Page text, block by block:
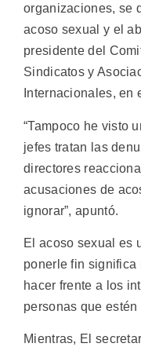
organizaciones, se
acoso sexual y el
presidente del
Sindicatos y
Internacionales, en
“Tampoco he visto
jefes tratan las
directores
acusaciones de
ignorar”, apuntó.
El acoso sexual es
ponerle fin significa
hacer frente a los
personas que
Mientras, El